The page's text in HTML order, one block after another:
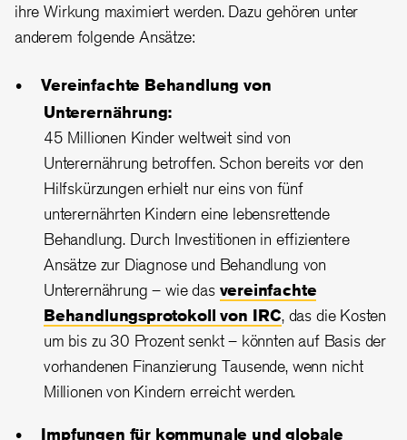
ihre Wirkung maximiert werden. Dazu gehören unter
anderem folgende Ansätze:
Vereinfachte Behandlung von
Unterernährung:
45 Millionen Kinder weltweit sind von
Unterernährung betroffen. Schon bereits vor den
Hilfskürzungen erhielt nur eins von fünf
unterernährten Kindern eine lebensrettende
Behandlung. Durch Investitionen in effizientere
Ansätze zur Diagnose und Behandlung von
Unterernährung – wie das vereinfachte
Behandlungsprotokoll von IRC, das die Kosten
um bis zu 30 Prozent senkt – könnten auf Basis der
vorhandenen Finanzierung Tausende, wenn nicht
Millionen von Kindern erreicht werden.
Impfungen für kommunale und globale